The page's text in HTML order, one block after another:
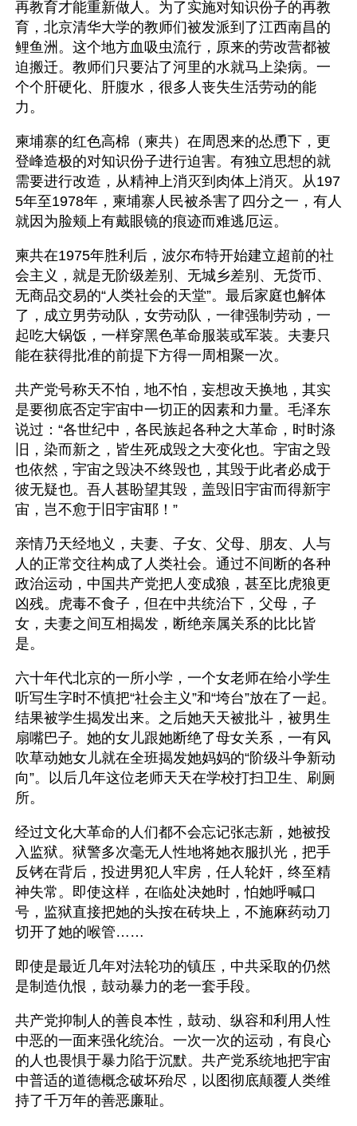
再教育才能重新做人。为了实施对知识份子的再教
育，北京清华大学的教师们被发派到了江西南昌的
鲤鱼洲。这个地方血吸虫流行，原来的劳改营都被
迫搬迁。教师们只要沾了河里的水就马上染病。一
个个肝硬化、肝腹水，很多人丧失生活劳动的能
力。
柬埔寨的红色高棉（柬共）在周恩来的怂恿下，更
登峰造极的对知识份子进行迫害。有独立思想的就
需要进行改造，从精神上消灭到肉体上消灭。从197
5年至1978年，柬埔寨人民被杀害了四分之一，有人
就因为脸颊上有戴眼镜的痕迹而难逃厄运。
柬共在1975年胜利后，波尔布特开始建立超前的社
会主义，就是无阶级差别、无城乡差别、无货币、
无商品交易的“人类社会的天堂”。最后家庭也解体
了，成立男劳动队，女劳动队，一律强制劳动，一
起吃大锅饭，一样穿黑色革命服装或军装。夫妻只
能在获得批准的前提下方得一周相聚一次。
共产党号称天不怕，地不怕，妄想改天换地，其实
是要彻底否定宇宙中一切正的因素和力量。毛泽东
说过：“各世纪中，各民族起各种之大革命，时时涤
旧，染而新之，皆生死成毁之大变化也。宇宙之毁
也依然，宇宙之毁决不终毁也，其毁于此者必成于
彼无疑也。吾人甚盼望其毁，盖毁旧宇宙而得新宇
宙，岂不愈于旧宇宙耶！”
亲情乃天经地义，夫妻、子女、父母、朋友、人与
人的正常交往构成了人类社会。通过不间断的各种
政治运动，中国共产党把人变成狼，甚至比虎狼更
凶残。虎毒不食子，但在中共统治下，父母，子
女，夫妻之间互相揭发，断绝亲属关系的比比皆
是。
六十年代北京的一所小学，一个女老师在给小学生
听写生字时不慎把“社会主义”和“垮台”放在了一起。
结果被学生揭发出来。之后她天天被批斗，被男生
扇嘴巴子。她的女儿跟她断绝了母女关系，一有风
吹草动她女儿就在全班揭发她妈妈的“阶级斗争新动
向”。以后几年这位老师天天在学校打扫卫生、刷厕
所。
经过文化大革命的人们都不会忘记张志新，她被投
入监狱。狱警多次毫无人性地将她衣服扒光，把手
反铐在背后，投进男犯人牢房，任人轮奸，终至精
神失常。即使这样，在临处决她时，怕她呼喊口
号，监狱直接把她的头按在砖块上，不施麻药动刀
切开了她的喉管……
即使是最近几年对法轮功的镇压，中共采取的仍然
是制造仇恨，鼓动暴力的老一套手段。
共产党抑制人的善良本性，鼓动、纵容和利用人性
中恶的一面来强化统治。一次一次的运动，有良心
的人也畏惧于暴力陷于沉默。共产党系统地把宇宙
中普适的道德概念破坏殆尽，以图彻底颠覆人类维
持了千万年的善恶廉耻。